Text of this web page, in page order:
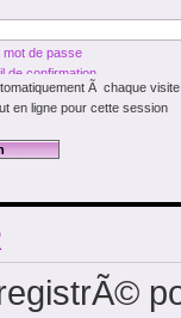
de passe
de confirmation
Ã chaque visite
en ligne pour cette session